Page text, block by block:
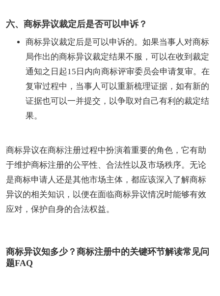
六、商标异议裁定后是否可以申诉？
商标异议裁定后是可以申诉的。如果当事人对商标
局作出的商标异议裁定结果不服，可以在收到裁定
通知之日起15日内向商标评审委员会申请复审。在
复审过程中，当事人可以重新梳理证据，如有新的
证据也可以一并提交，以争取对自己有利的裁定结
果。
商标异议在商标注册过程中扮演着重要的角色，它有助
于维护商标注册的公平性、合法性以及市场秩序。无论
是商标申请人还是其他市场主体，都应该深入了解商标
异议的相关知识，以便在面临商标异议情况时能够有效
应对，保护自身的合法权益。
商标异议知多少？商标注册中的关键环节解读常见问
题FAQ